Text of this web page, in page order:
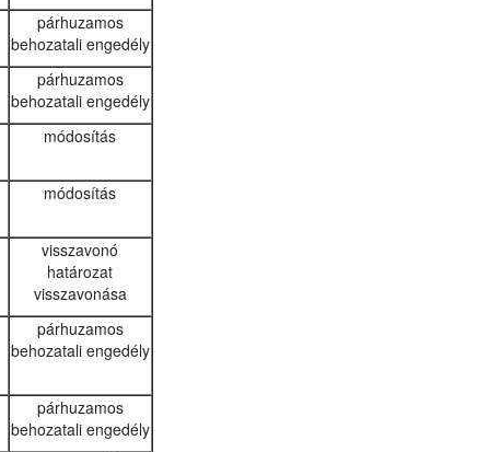
párhuzamos
behozatali engedély
párhuzamos
behozatali engedély
módosítás
módosítás
visszavonó
határozat
visszavonása
párhuzamos
behozatali engedély
párhuzamos
behozatali engedély